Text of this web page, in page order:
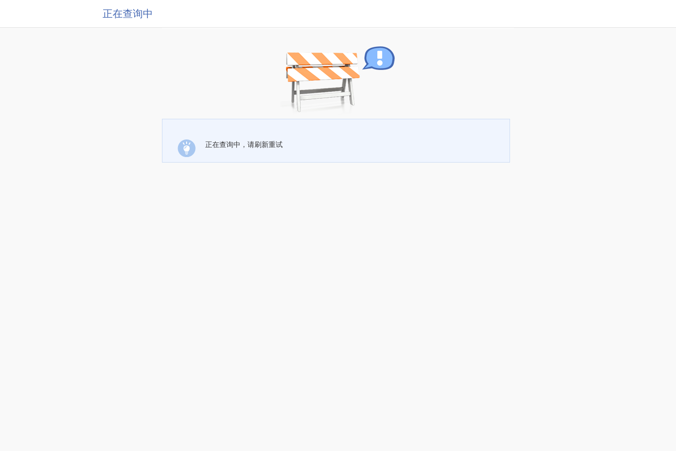
正在查询中
正在查询中，请刷新重试